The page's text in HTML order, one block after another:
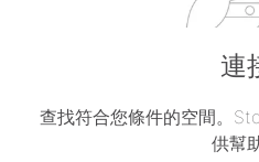
連
查找符合您條件的空間。
供幫